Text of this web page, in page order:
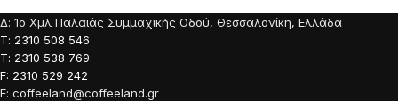
Δ: 1o Χμλ Παλαιάς Συμμαχικής Οδού, Θεσσαλονίκη, Ελλάδα
Τ: 2310 508 546
Τ: 2310 538 769
F: 2310 529 242
E: coffeeland@coffeeland.gr